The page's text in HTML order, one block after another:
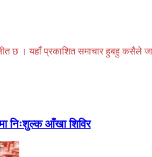
छ । यहाँ प्रकाशित समाचार हुबहु कसैले
निःशुल्क आँखा शिविर